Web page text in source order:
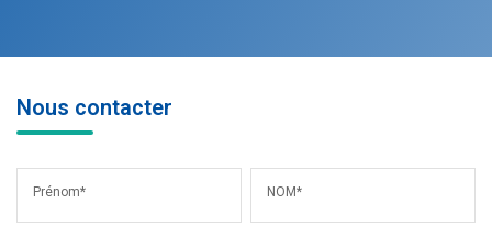
Nous contacter
Prénom* NOM*